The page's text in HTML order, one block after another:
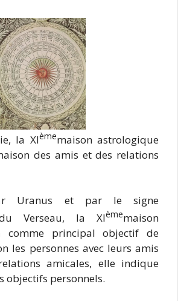
la XIèmemaison astrologique
des amis et des relations
Uranus et par le signe
Verseau, la XIèmemaison
comme principal objectif de
les personnes avec leurs amis
amicales, elle indique
objectifs personnels.